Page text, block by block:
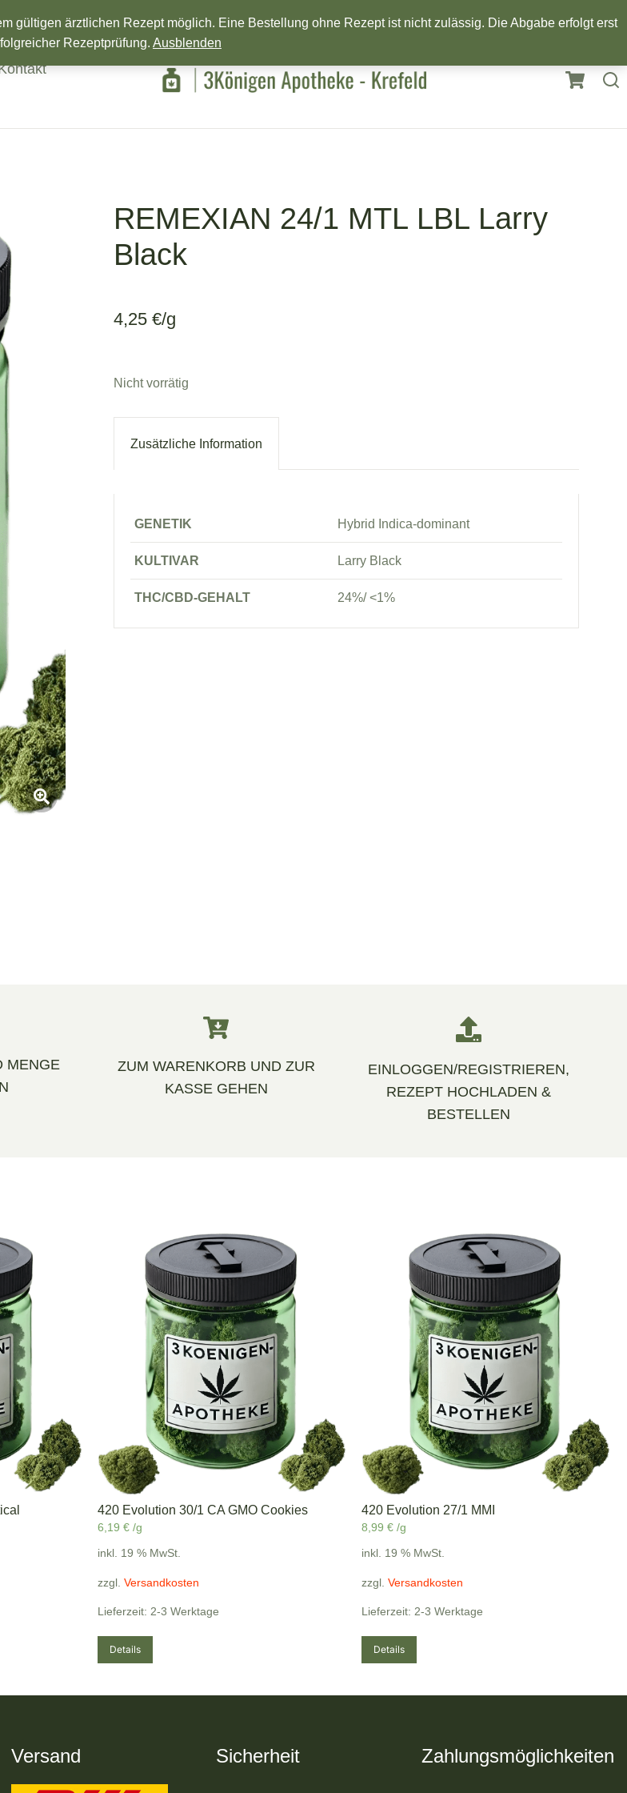
wünschen ein Frohes neues Jahr!
REMEXIAN 24/1 MTL LBL Larry
Black
4,25 €/g
Nicht vorrätig
Zusätzliche Information
GENETIK Hybrid Indica-dominant
KULTIVAR Larry Black
THC/CBD-GEHALT 24%/ <1%
MENGE
ZUM WARENKORB UND ZUR
KASSE GEHEN
EINLOGGEN/REGISTRIEREN,
REZEPT HOCHLADEN &
BESTELLEN
420 Evolution 30/1 CA GMO Cookies
6,19 € /g
inkl. 19 % MwSt.
zzgl. Versandkosten
Lieferzeit: 2-3 Werktage
Details
420 Evolution 27/1 MMI
8,99 € /g
inkl. 19 % MwSt.
zzgl. Versandkosten
Lieferzeit: 2-3 Werktage
Details
Versand Sicherheit Zahlungsmöglichkeiten
gültigen ärztlichen Rezept möglich. Eine Bestellung ohne Rezept ist nicht zulässig. Die Abgabe erfolgt erst
Rezeptprüfung. Ausblenden